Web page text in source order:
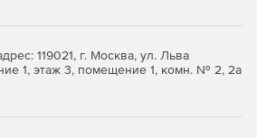
документы, расчетные модели,
119021, г. Москва, ул. Льва
1, этаж 3, помещение 1, комн. № 2, 2а